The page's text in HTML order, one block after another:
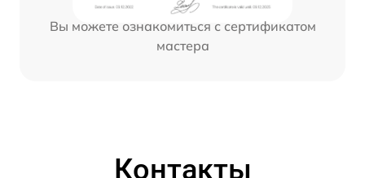
Вы можете ознакомиться с сертификатом
мастера
Контакты